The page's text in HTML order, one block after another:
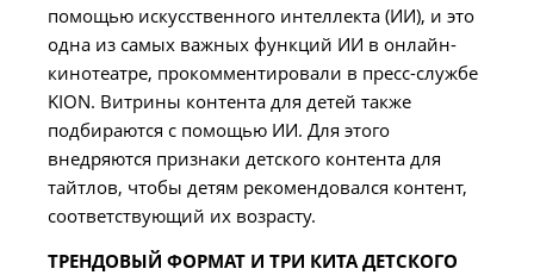
помощью искусственного интеллекта (ИИ), и это
одна из самых важных функций ИИ в онлайн-
кинотеатре, прокомментировали в пресс-службе
KION. Витрины контента для детей также
подбираются с помощью ИИ. Для этого
внедряются признаки детского контента для
тайтлов, чтобы детям рекомендовался контент,
соответствующий их возрасту.
ТРЕНДОВЫЙ ФОРМАТ И ТРИ КИТА ДЕТСКОГО